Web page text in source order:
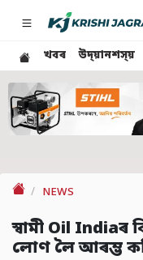
খবৰ উদ্য়ানশস্য়
NEWS
স্বামী Oil Indiaৰ
লোণ লৈ আৰম্ভ